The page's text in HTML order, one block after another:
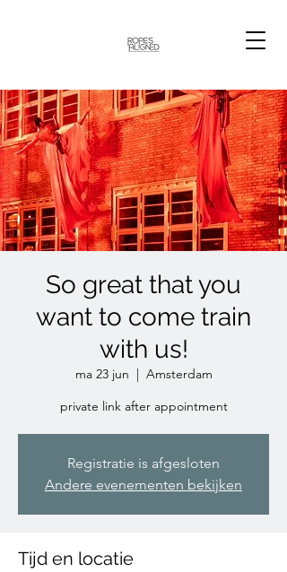
So great that you
want to come train
with us!
ma 23 jun
  |
Amsterdam
private link after appointment
Registratie is afgesloten
Andere evenementen bekijken
Tijd en locatie